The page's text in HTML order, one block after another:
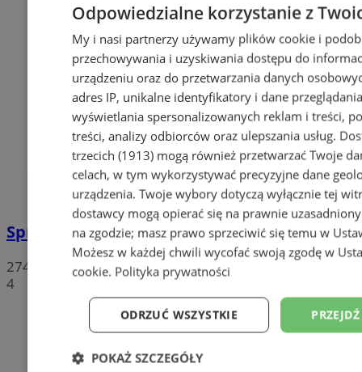
Sprzeciwiają się niedzieli wolnej od handlu
274
4
Odpowiedzialne korzystanie z
My i nasi partnerzy używamy plików cookie i
przechowywania i uzyskiwania dostępu do
urządzeniu oraz do przetwarzania danych
adres IP, unikalne identyfikatory i dane
wyświetlania spersonalizowanych reklam i treści,
treści, analizy odbiorców oraz ulepszania usług.
trzecich (1913)mogą również przetwarzać Twoje
celach, w tym wykorzystywać precyzyjne dane
urządzenia. Twoje wybory dotyczą wyłącznie tej
dostawcy mogą opierać się na prawnie
na zgodzie; masz prawo sprzeciwić się temu w
Możesz w każdej chwili wycofać swoją zgodę w
cookie. Polityka prywatności
ODRZUĆ WSZYSTKIE
POKAŻ SZCZEGÓŁY